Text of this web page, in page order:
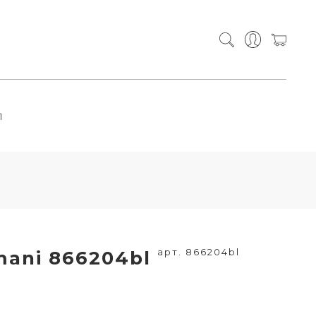
866204bl арт. 866204bl